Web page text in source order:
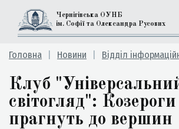
Чернігівська ОУНБ
ім. Софії та Олександра Русових
Головна Новини Відділ
Клуб
світогляд": Козероги
прагнуть до вершин